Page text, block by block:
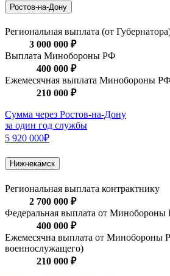
Ростов-на-Дону
Региональная выплата (от
3 000 000 ₽
Выплата Минобороны РФ
400 000 ₽
Ежемесячная выплата Минобороны РФ
210 000 ₽
Сумма через Ростов-на-Дону
за один год службы
5 920 000₽
Нижнекамск
Региональная выплата контрактнику
2 700 000 ₽
Федеральная выплата от Минобороны
400 000 ₽
Ежемесячна выплата от Минобороны
военнослужащего)
210 000 ₽